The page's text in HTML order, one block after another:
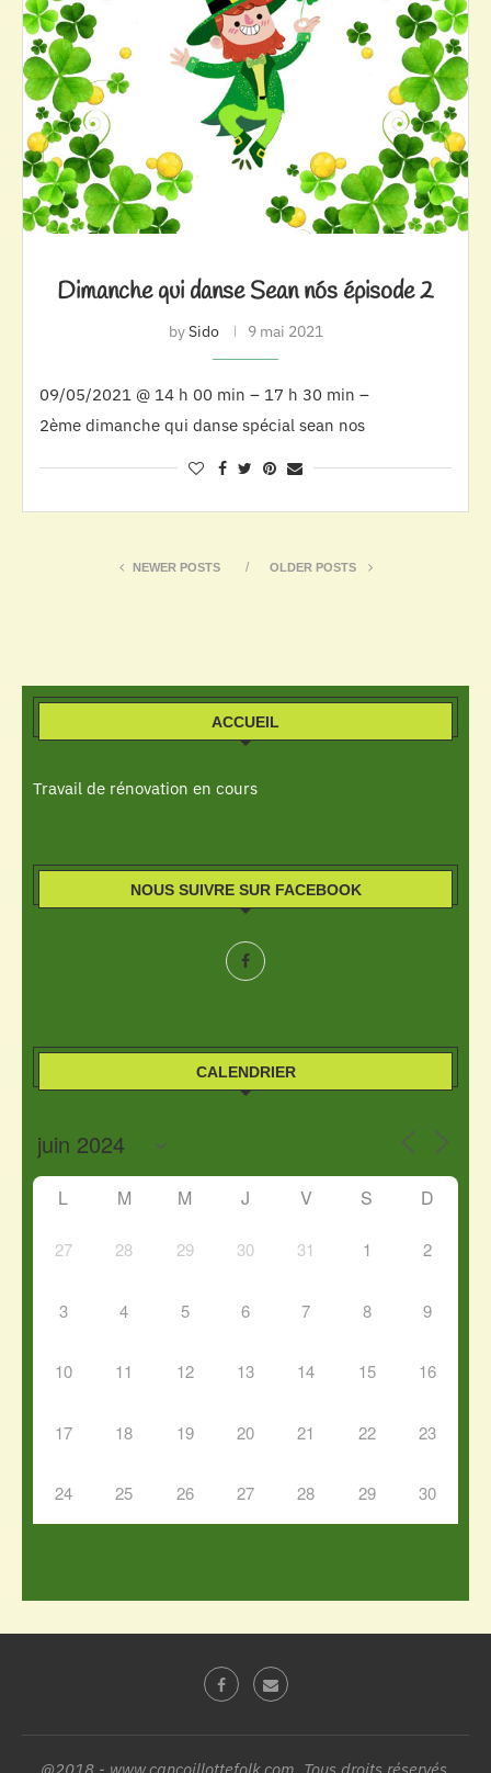
Dimanche qui danse Sean nós épisode 2
bySido 9 mai 2021
09/05/2021 @ 14 h 00 min – 17 h 30 min –
2ème dimanche qui danse spécial sean nos
NEWER POSTS OLDER POSTS
ACCUEIL
Travail de rénovation en cours
NOUS SUIVRE SUR FACEBOOK
CALENDRIER
L M M J V S D
27 28 29 30 31 1 2
3 4 5 6 7 8 9
10 11 12 13 14 15 16
17 18 19 20 21 22 23
24 25 26 27 28 29 30
@2018 - www.cancoillottefolk.com. Tous droits réservés.